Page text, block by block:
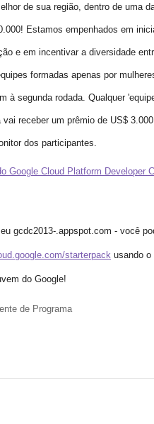
de sua região, dentro de uma
Estamos empenhados em
e em incentivar a diversidade
formadas apenas por
à segunda rodada. Qualquer
receber um prêmio de US$
dos participantes.
Google Cloud Platform Developer
gcdc2013-.appspot.com - você
starterpack usando o
do Google!
de Programa